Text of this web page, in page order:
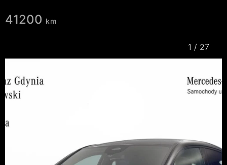
41200 km
1 / 27